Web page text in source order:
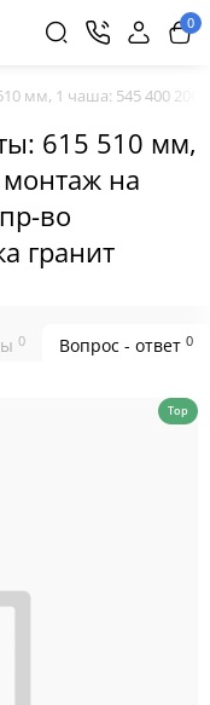
0
мм, 1 чаша: 545 400
615 510 мм,
на
во
гранит
0 Вопрос - ответ 0
Top